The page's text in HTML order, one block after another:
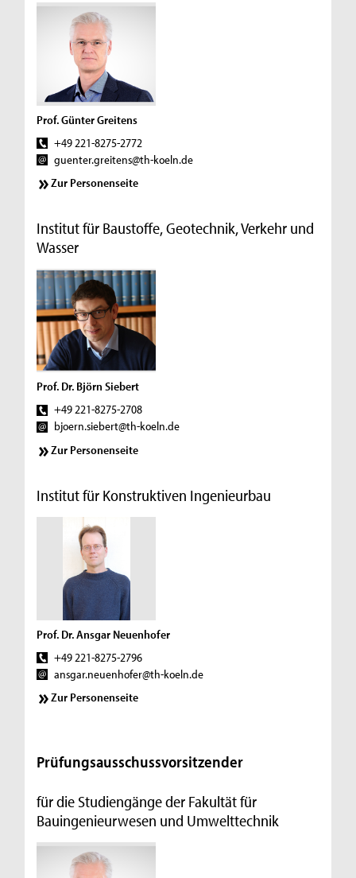
Prof. Günter Greitens
+49 221-8275-2772
guenter.greitens@th-koeln.de
Zur Personenseite
Institut für Baustoffe, Geotechnik, Verkehr und
Wasser
Prof. Dr. Björn Siebert
+49 221-8275-2708
bjoern.siebert@th-koeln.de
Zur Personenseite
Institut für Konstruktiven Ingenieurbau
Prof. Dr. Ansgar Neuenhofer
+49 221-8275-2796
ansgar.neuenhofer@th-koeln.de
Zur Personenseite
Prüfungsausschussvorsitzender
für die Studiengänge der Fakultät für
Bauingenieurwesen und Umwelttechnik